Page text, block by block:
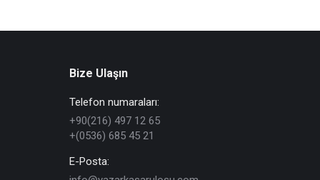
Bize Ulaşın
Telefon numaraları:
+90(216) 497 12 65
+(0536) 685 45 21
E-Posta: